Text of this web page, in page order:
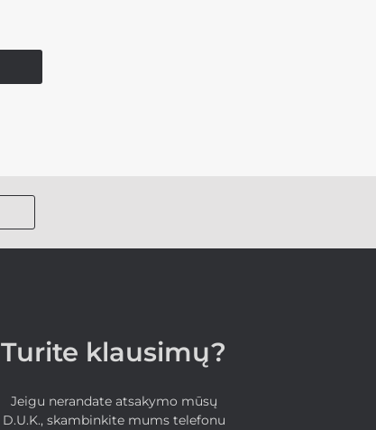
Turite klausimų?
Jeigu nerandate atsakymo mūsų
D.U.K., skambinkite mums telefonu